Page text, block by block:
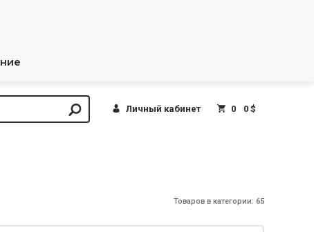
Личный кабинет 0 0 $
Товаров в категории: 65